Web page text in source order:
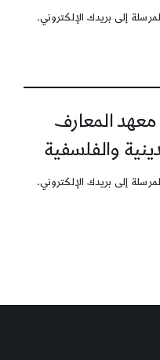
إلى بريدك الإلكتروني.
المعارف
والفلسفية
إلى بريدك الإلكتروني.